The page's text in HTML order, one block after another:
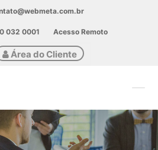
032 0001 Acesso Remoto
Área do Cliente